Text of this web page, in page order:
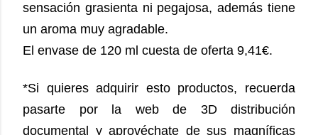
sensación grasienta ni pegajosa, además tiene
un aroma muy agradable.
El envase de 120 ml cuesta de oferta 9,41€.
*Si quieres adquirir esto productos, recuerda
pasarte por la web de 3D distribución
documental y aprovéchate de sus magníficas